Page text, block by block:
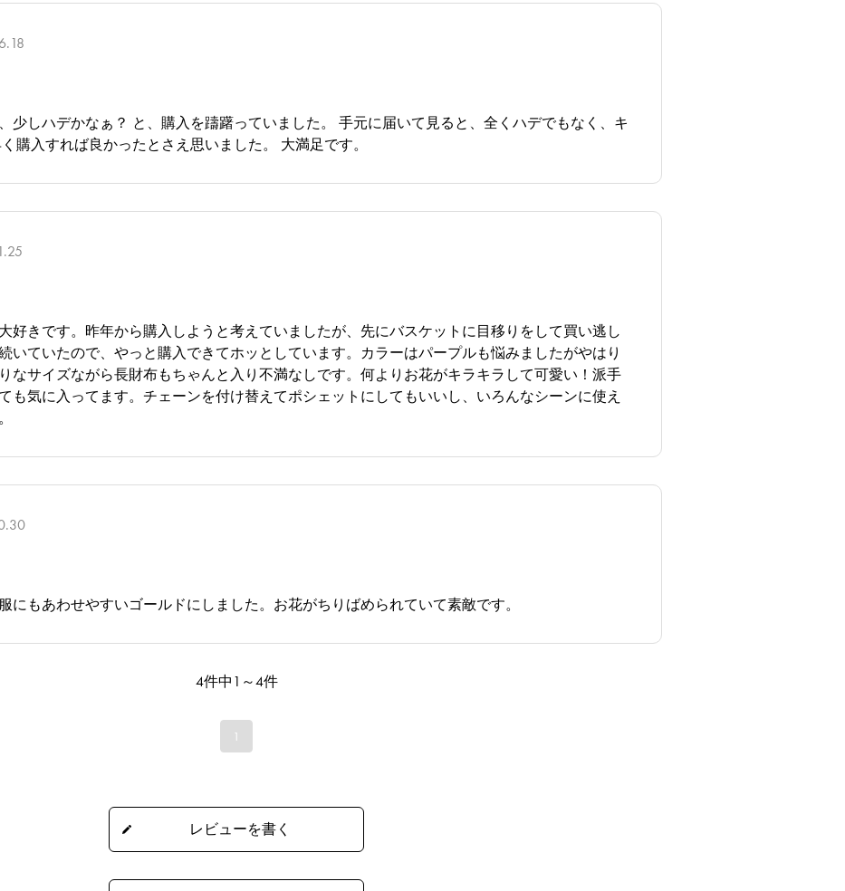
少しハデかなぁ？ と、購入を躊躇っていました。 手元に届いて見ると、全くハデでもなく、キ
購入すれば良かったとさえ思いました。 大満足です。
好きです。昨年から購入しようと考えていましたが、先にバスケットに目移りをして買い逃し
いていたので、やっと購入できてホッとしています。カラーはパープルも悩みましたがやはり
なサイズながら長財布もちゃんと入り不満なしです。何よりお花がキラキラして可愛い！派手
も気に入ってます。チェーンを付け替えてポシェットにしてもいいし、いろんなシーンに使え
にもあわせやすいゴールドにしました。お花がちりばめられていて素敵です。
4件中1～4件
1